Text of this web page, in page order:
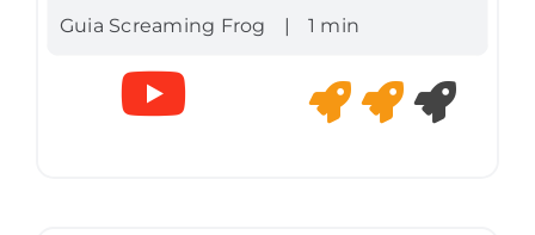
Guia Screaming Frog | 1 min